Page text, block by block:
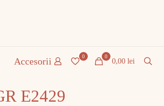
Accesorii 0 0
0,00 lei
E2429